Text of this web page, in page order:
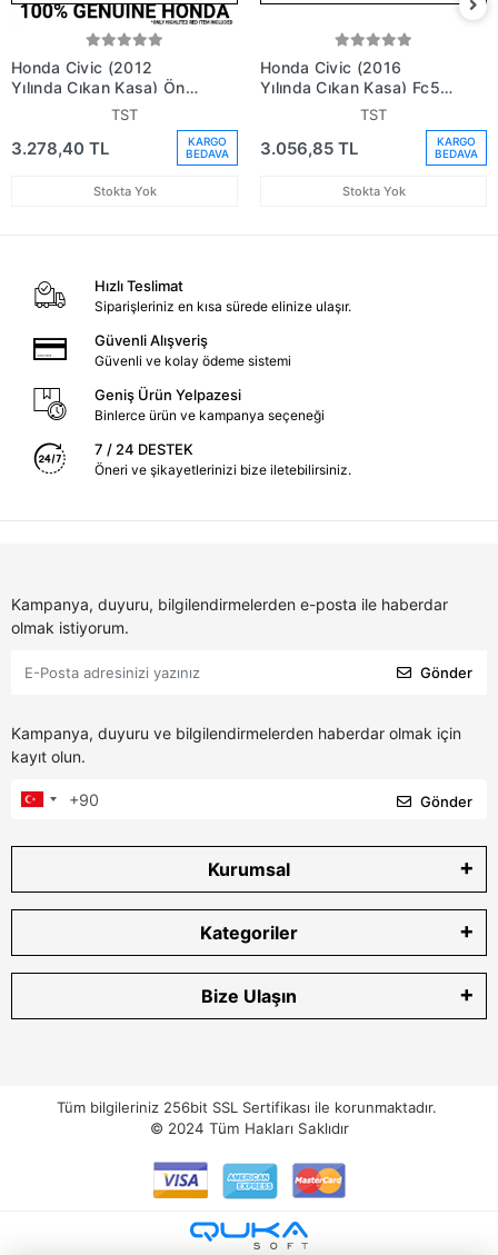
Honda Civic (2012
Yılında Çıkan Kasa) Ön
Çamurluk Sol (Oem No:
TST
3.278,40 TL
KARGO
BEDAVA
Stokta Yok
Honda Civic (2016
Yılında Çıkan Kasa) Fc5
Ön Çamurluk Sol (Oem
TST
3.056,85 TL
KARGO
BEDAVA
Stokta Yok
Hızlı Teslimat
Siparişleriniz en kısa sürede elinize ulaşır.
Güvenli Alışveriş
Güvenli ve kolay ödeme sistemi
Geniş Ürün Yelpazesi
Binlerce ürün ve kampanya seçeneği
7 / 24 DESTEK
Öneri ve şikayetlerinizi bize iletebilirsiniz.
Kampanya, duyuru, bilgilendirmelerden e-posta ile haberdar
olmak istiyorum.
Gönder
Kampanya, duyuru ve bilgilendirmelerden haberdar olmak için
kayıt olun.
Gönder
Kurumsal
Kategoriler
Bize Ulaşın
Tüm bilgileriniz 256bit SSL Sertifikası ile korunmaktadır.
© 2024 Tüm Hakları Saklıdır